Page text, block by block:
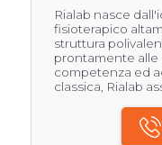
Rialab nasce
fisioterapico
struttura
prontamente alle
competenza ed
classica, Rialab